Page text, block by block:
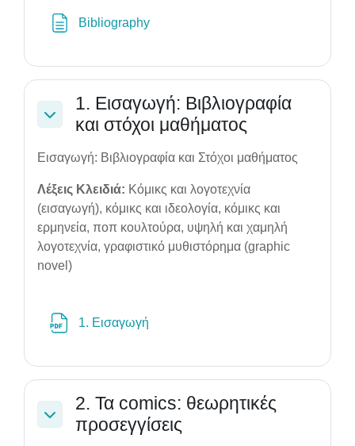
BibliographyPage
Collapse
1. Εισαγωγή: Βιβλιογραφία
και στόχοι μαθήματος
Εισαγωγή: Βιβλιογραφία και Στόχοι μαθήματος
Λέξεις Κλειδιά: Κόμικς και λογοτεχνία
(εισαγωγή), κόμικς και ιδεολογία, κόμικς και
ερμηνεία, ποπ κουλτούρα, υψηλή και χαμηλή
λογοτεχνία, γραφιστικό μυθιστόρημα (graphic
novel)
1. Εισαγωγή
Collapse
2. Τα comics: θεωρητικές
προσεγγίσεις